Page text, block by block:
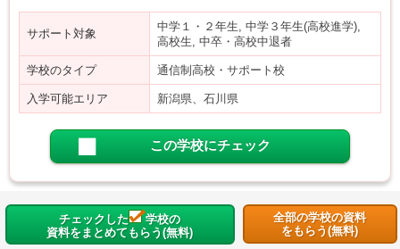
サポート対象
中学１・２年生, 中学３年生(高校進学),
高校生, 中卒・高校中退者
学校のタイプ 通信制高校・サポート校
入学可能エリア 新潟県、石川県
この学校にチェック
チェックした
学校の
資料をまとめてもらう(無料)
全部の学校の資料
をもらう(無料)